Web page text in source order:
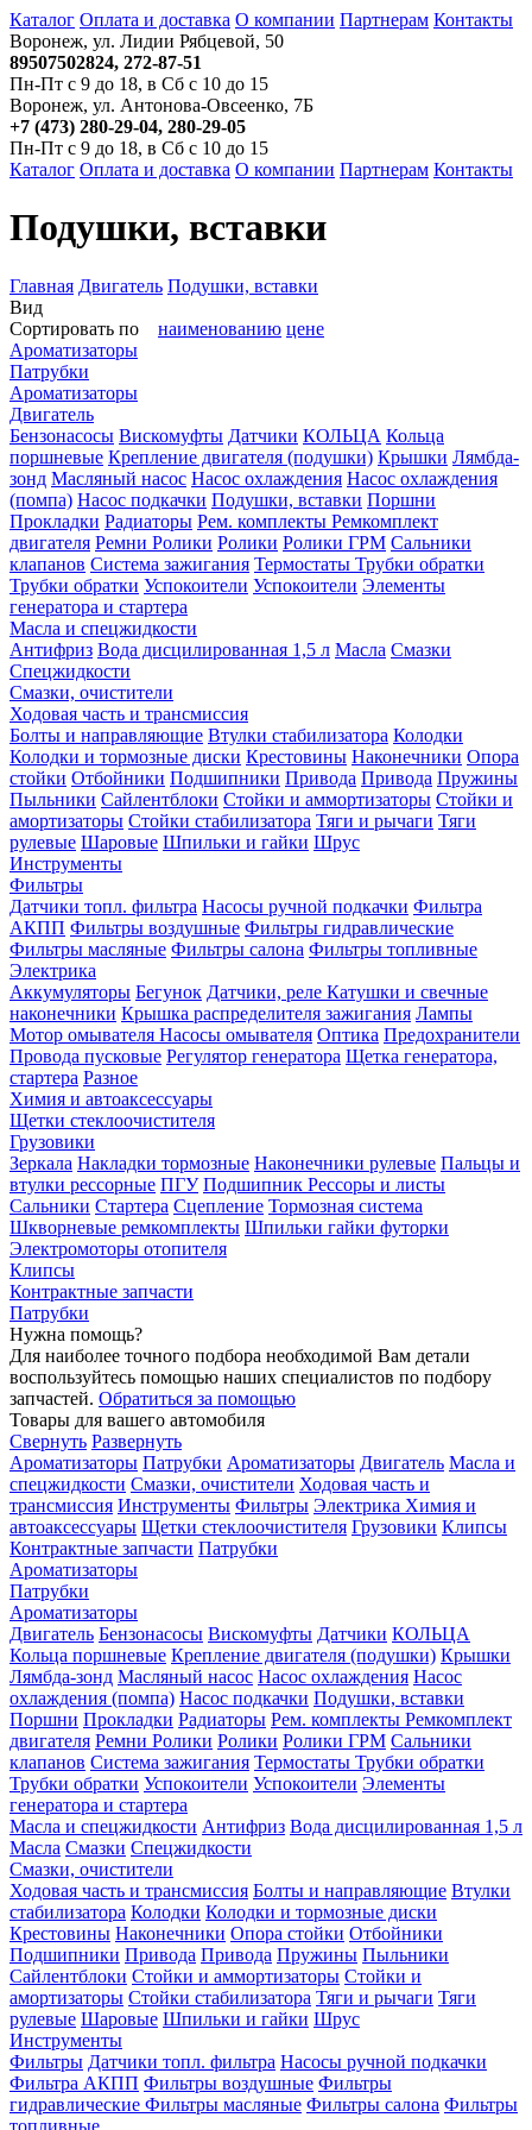
Каталог Оплата и доставка О компании Партнерам Контакты
Воронеж, ул. Лидии Рябцевой, 50
89507502824, 272-87-51
Пн-Пт с 9 до 18, в Сб с 10 до 15
Воронеж, ул. Антонова-Овсеенко, 7Б
+7 (473) 280-29-04, 280-29-05
Пн-Пт с 9 до 18, в Сб с 10 до 15
Каталог Оплата и доставка О компании Партнерам Контакты
Подушки, вставки
Главная Двигатель Подушки, вставки
Вид
Сортировать по наименованию цене
Ароматизаторы
Патрубки
Ароматизаторы
Двигатель
Бензонасосы Вискомуфты Датчики КОЛЬЦА Кольца
поршневые Крепление двигателя (подушки) Крышки Лямбда-
зонд Масляный насос Насос охлаждения Насос охлаждения
(помпа) Насос подкачки Подушки, вставки Поршни
Прокладки Радиаторы Рем. комплекты Ремкомплект
двигателя Ремни Ролики Ролики Ролики ГРМ Сальники
клапанов Система зажигания Термостаты Трубки обратки
Трубки обратки Успокоители Успокоители Элементы
генератора и стартера
Масла и спецжидкости
Антифриз Вода дисцилированная 1,5 л Масла Смазки
Спецжидкости
Смазки, очистители
Ходовая часть и трансмиссия
Болты и направляющие Втулки стабилизатора Колодки
Колодки и тормозные диски Крестовины Наконечники Опора
стойки Отбойники Подшипники Привода Привода Пружины
Пыльники Сайлентблоки Стойки и аммортизаторы Стойки и
амортизаторы Стойки стабилизатора Тяги и рычаги Тяги
рулевые Шаровые Шпильки и гайки Шрус
Инструменты
Фильтры
Датчики топл. фильтра Насосы ручной подкачки Фильтра
АКПП Фильтры воздушные Фильтры гидравлические
Фильтры масляные Фильтры салона Фильтры топливные
Электрика
Аккумуляторы Бегунок Датчики, реле Катушки и свечные
наконечники Крышка распределителя зажигания Лампы
Мотор омывателя Насосы омывателя Оптика Предохранители
Провода пусковые Регулятор генератора Щетка генератора,
стартера Разное
Химия и автоаксессуары
Щетки стеклоочистителя
Грузовики
Зеркала Накладки тормозные Наконечники рулевые Пальцы и
втулки рессорные ПГУ Подшипник Рессоры и листы
Сальники Стартера Сцепление Тормозная система
Шкворневые ремкомплекты Шпильки гайки футорки
Электромоторы отопителя
Клипсы
Контрактные запчасти
Патрубки
Нужна помощь?
Для наиболее точного подбора необходимой Вам детали
воспользуйтесь помощью наших специалистов по подбору
запчастей. Обратиться за помощью
Товары для вашего автомобиля
Свернуть Развернуть
Ароматизаторы Патрубки Ароматизаторы Двигатель Масла и
спецжидкости Смазки, очистители Ходовая часть и
трансмиссия Инструменты Фильтры Электрика Химия и
автоаксессуары Щетки стеклоочистителя Грузовики Клипсы
Контрактные запчасти Патрубки
Ароматизаторы
Патрубки
Ароматизаторы
Двигатель Бензонасосы Вискомуфты Датчики КОЛЬЦА
Кольца поршневые Крепление двигателя (подушки) Крышки
Лямбда-зонд Масляный насос Насос охлаждения Насос
охлаждения (помпа) Насос подкачки Подушки, вставки
Поршни Прокладки Радиаторы Рем. комплекты Ремкомплект
двигателя Ремни Ролики Ролики Ролики ГРМ Сальники
клапанов Система зажигания Термостаты Трубки обратки
Трубки обратки Успокоители Успокоители Элементы
генератора и стартера
Масла и спецжидкости Антифриз Вода дисцилированная 1,5 л
Масла Смазки Спецжидкости
Смазки, очистители
Ходовая часть и трансмиссия Болты и направляющие Втулки
стабилизатора Колодки Колодки и тормозные диски
Крестовины Наконечники Опора стойки Отбойники
Подшипники Привода Привода Пружины Пыльники
Сайлентблоки Стойки и аммортизаторы Стойки и
амортизаторы Стойки стабилизатора Тяги и рычаги Тяги
рулевые Шаровые Шпильки и гайки Шрус
Инструменты
Фильтры Датчики топл. фильтра Насосы ручной подкачки
Фильтра АКПП Фильтры воздушные Фильтры
гидравлические Фильтры масляные Фильтры салона Фильтры
топливные